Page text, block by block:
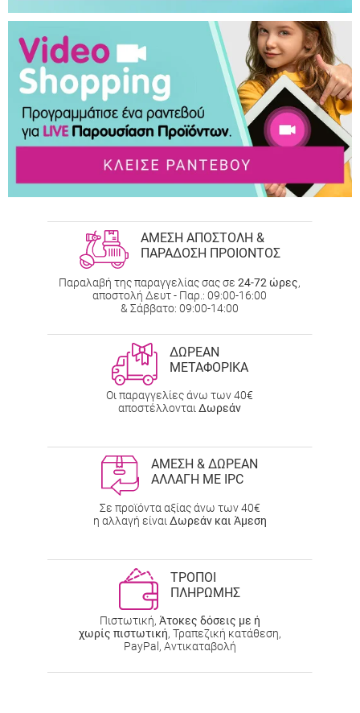
ΑΜΕΣΗ ΑΠΟΣΤΟΛΗ &
ΠΑΡΑΔΟΣΗ ΠΡΟΙΟΝΤΟΣ
Παραλαβή της παραγγελίας σας σε 24-72 ώρες,
αποστολή Δευτ - Παρ.: 09:00-16:00
& Σάββατο: 09:00-14:00
ΔΩΡΕΑΝ
ΜΕΤΑΦΟΡΙΚΑ
Οι παραγγελίες άνω των 40€
αποστέλλονται Δωρεάν
ΑΜΕΣΗ & ΔΩΡΕΑΝ
ΑΛΛΑΓΗ ΜΕ IPC
Σε προϊόντα αξίας άνω των 40€
η αλλαγή είναι Δωρεάν και Άμεση
ΤΡΟΠΟΙ
ΠΛΗΡΩΜΗΣ
Πιστωτική, Άτοκες δόσεις με ή
χωρίς πιστωτική, Τραπεζική κατάθεση,
PayPal, Αντικαταβολή